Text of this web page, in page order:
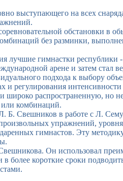
выступающего на всех
обстановки в
без разминки,
лучшие гимнастки
арене и затем стал
подхода к выбору
регулирования
распространенную, но
или комбинаций.
Свешников в работе с Л.
упражнений,
гимнастов. Эту
Он использовал
короткие сроки